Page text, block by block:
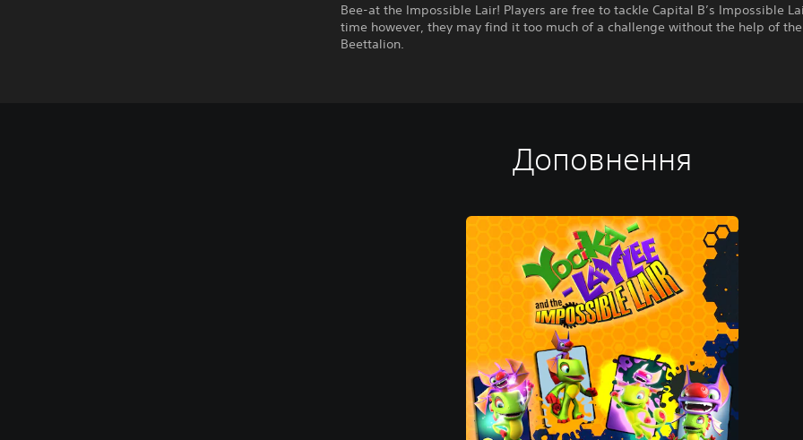
Bee-at the Impossible Lair! Players are free to tackle Capital B’s Impossible
time however, they may find it too much of a challenge without the help of the
Beettalion.
Доповнення